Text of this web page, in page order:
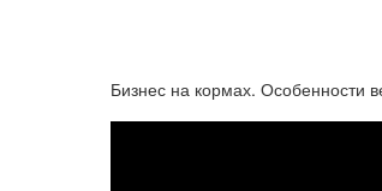
Бизнес на кормах. Особенности